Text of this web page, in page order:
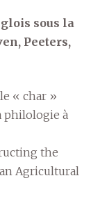
sous la
Peeters,
« char »
philologie à
the
Agricultural